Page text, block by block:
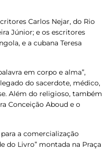
Carlos Nejar, do Rio
Júnior; e os escritores
e a cubana Teresa
em corpo e alma”,
do sacerdote, médico,
. Além do religioso, também
Conceição Aboud e o
a comercialização
do Livro” montada na Praça